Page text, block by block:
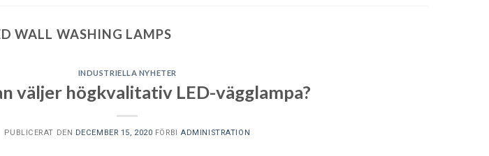
WALL WASHING LAMPS
INDUSTRIELLA NYHETER
väljer högkvalitativ LED-vägglampa?
PUBLICERAT DEN DECEMBER 15, 2020 FÖRBIADMINISTRATION